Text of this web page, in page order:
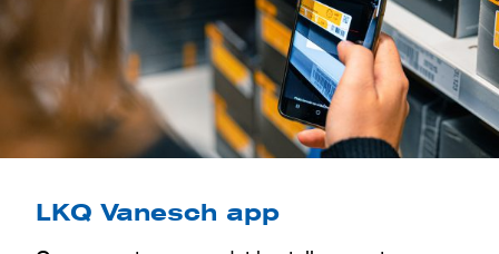
LKQ Vanesch app